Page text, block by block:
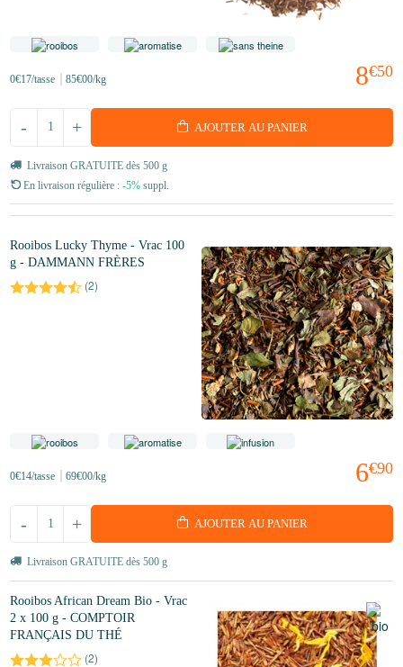
8€50
0€17/tasse 85€00/kg
+
- AJOUTER AU PANIER
Livraison GRATUITE dès 500 g
En livraison régulière : -5% suppl.
Rooibos Lucky Thyme - Vrac 100
g - DAMMANN FRÈRES
(2)
6€90
0€14/tasse 69€00/kg
+
- AJOUTER AU PANIER
Livraison GRATUITE dès 500 g
Rooibos African Dream Bio - Vrac
2 x 100 g - COMPTOIR
FRANÇAIS DU THÉ
(2)